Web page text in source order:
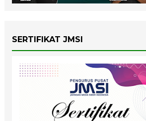
SERTIFIKAT JMSI